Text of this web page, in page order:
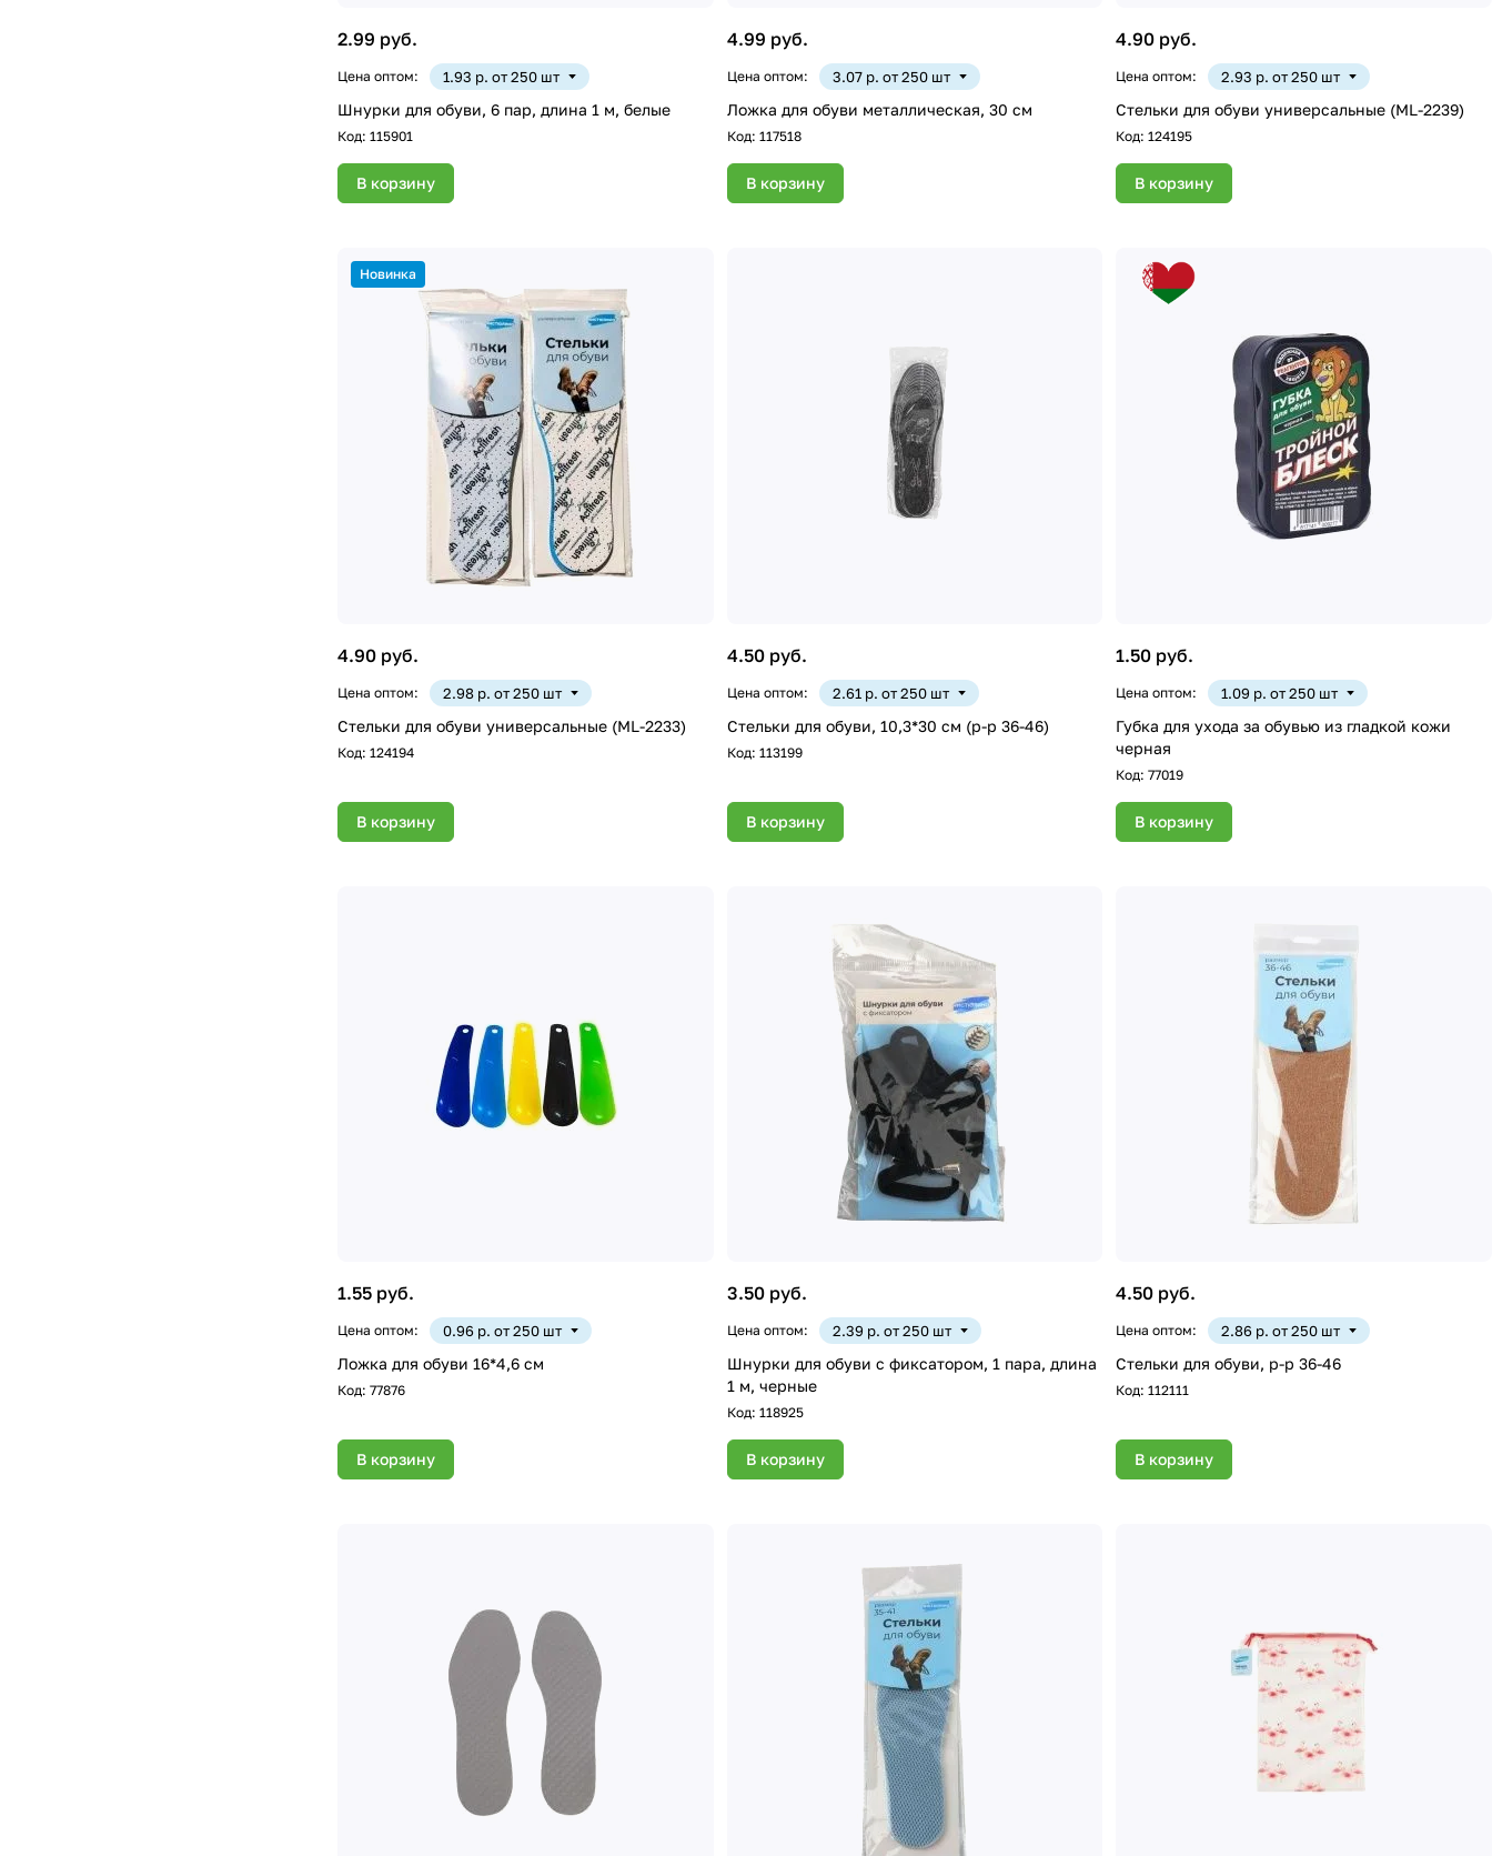
2.99 руб.
Цена оптом: 1.93 р. от 250 шт
Шнурки для обуви, 6 пар, длина 1 м, белые
Код: 115901
В корзину
4.99 руб.
Цена оптом: 3.07 р. от 250 шт
Ложка для обуви металлическая, 30 cм
Код: 117518
В корзину
4.90 руб.
Цена оптом: 2.93 р. от 250 шт
Стельки для обуви универсальные (ML-2239)
Код:124195
В корзину
Новинка
4.90 руб.
Цена оптом: 2.98 р. от 250 шт
Стельки для обуви универсальные (ML-2233)
Код: 124194
В корзину
4.50 руб.
Цена оптом: 2.61 р. от 250 шт
Стельки для обуви, 10,3*30 см (р-р 36-46)
Код: 113199
В корзину
1.50 руб.
Цена оптом: 1.09 р. от 250 шт
Губка для ухода за обувью из гладкой кожи
черная
Код:77019
В корзину
1.55 руб.
Цена оптом: 0.96 р. от 250 шт
Ложка для обуви 16*4,6 см
Код: 77876
В корзину
3.50 руб.
Цена оптом: 2.39 р. от 250 шт
Шнурки для обуви с фиксатором, 1 пара, длина
1 м, черные
Код: 118925
В корзину
4.50 руб.
Цена оптом: 2.86 р. от 250 шт
Стельки для обуви, р-р 36-46
Код:112111
В корзину